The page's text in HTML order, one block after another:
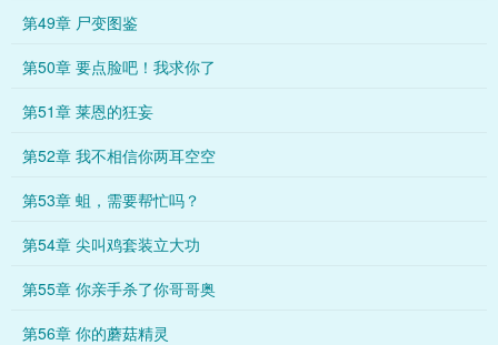
第49章 尸变图鉴
第50章 要点脸吧！我求你了
第51章 莱恩的狂妄
第52章 我不相信你两耳空空
第53章 蛆，需要帮忙吗？
第54章 尖叫鸡套装立大功
第55章 你亲手杀了你哥哥奥
第56章 你的蘑菇精灵